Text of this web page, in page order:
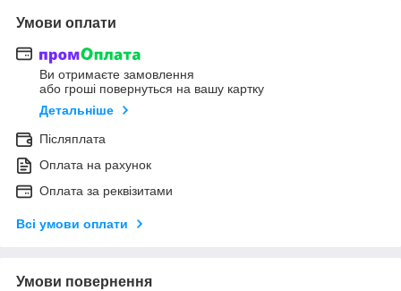
Умови оплати
Ви отримаєте замовлення
або гроші повернуться на вашу картку
Детальніше
Післяплата
Оплата на рахунок
Оплата за реквізитами
Всі умови оплати
Умови повернення